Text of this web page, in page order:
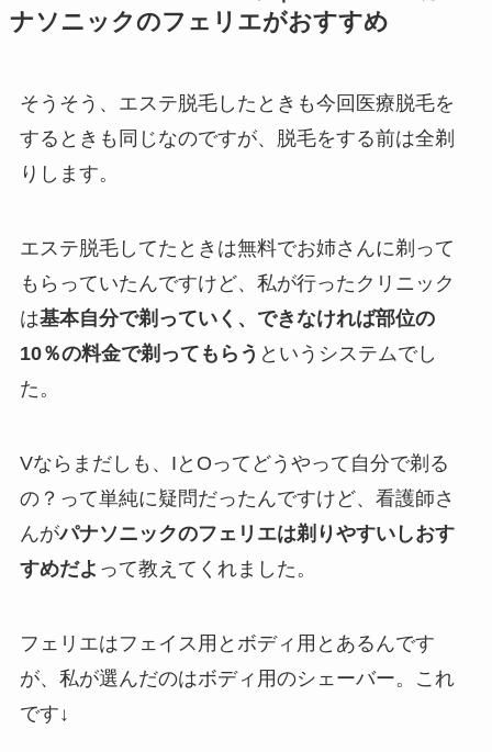
ナソニックのフェリエがおすすめ
そうそう、エステ脱毛したときも今回医療脱毛を
するときも同じなのですが、脱毛をする前は全剃
りします。
エステ脱毛してたときは無料でお姉さんに剃って
もらっていたんですけど、私が行ったクリニック
は基本自分で剃っていく、できなければ部位の
10％の料金で剃ってもらう というシステムでし
た。
Vならまだしも、IとOってどうやって自分で剃る
の？って単純に疑問だったんですけど、看護師さ
んがパナソニックのフェリエは剃りやすいしおす
すめだよ って教えてくれました。
フェリエはフェイス用とボディ用とあるんです
が、私が選んだのはボディ用のシェーバー。これ
です↓